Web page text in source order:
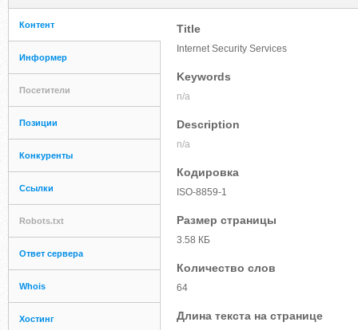
Контент
Информер
Посетители
Позиции
Конкуренты
Ссылки
Robots.txt
Ответ сервера
Whois
Хостинг
Title
Internet Security Services
Keywords
n/a
Description
n/a
Кодировка
ISO-8859-1
Размер страницы
3.58 КБ
Количество слов
64
Длина текста на странице